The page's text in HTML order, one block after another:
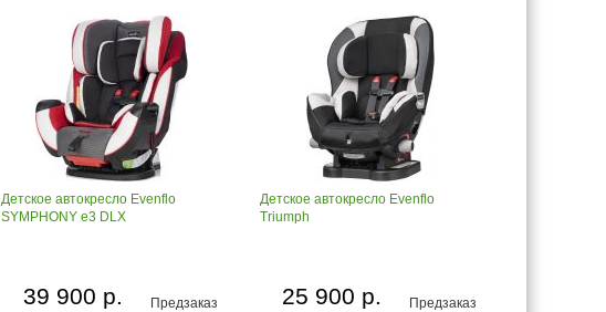
Детское автокресло Evenflo
SYMPHONY e3 DLX
Предзаказ
39 900 р.
Детское автокресло Evenflo
Triumph
Предзаказ
25 900 р.